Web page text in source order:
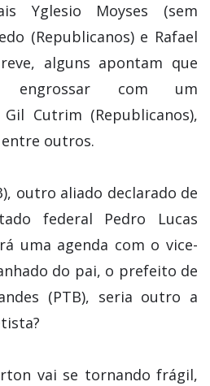
Yglesio Moyses (sem
(Republicanos) e Rafael
alguns apontam que
com um
Cutrim (Republicanos),
outros.
outro aliado declarado de
federal Pedro Lucas
uma agenda com o vice-
do pai, o prefeito de
(PTB), seria outro a
vai se tornando frágil,